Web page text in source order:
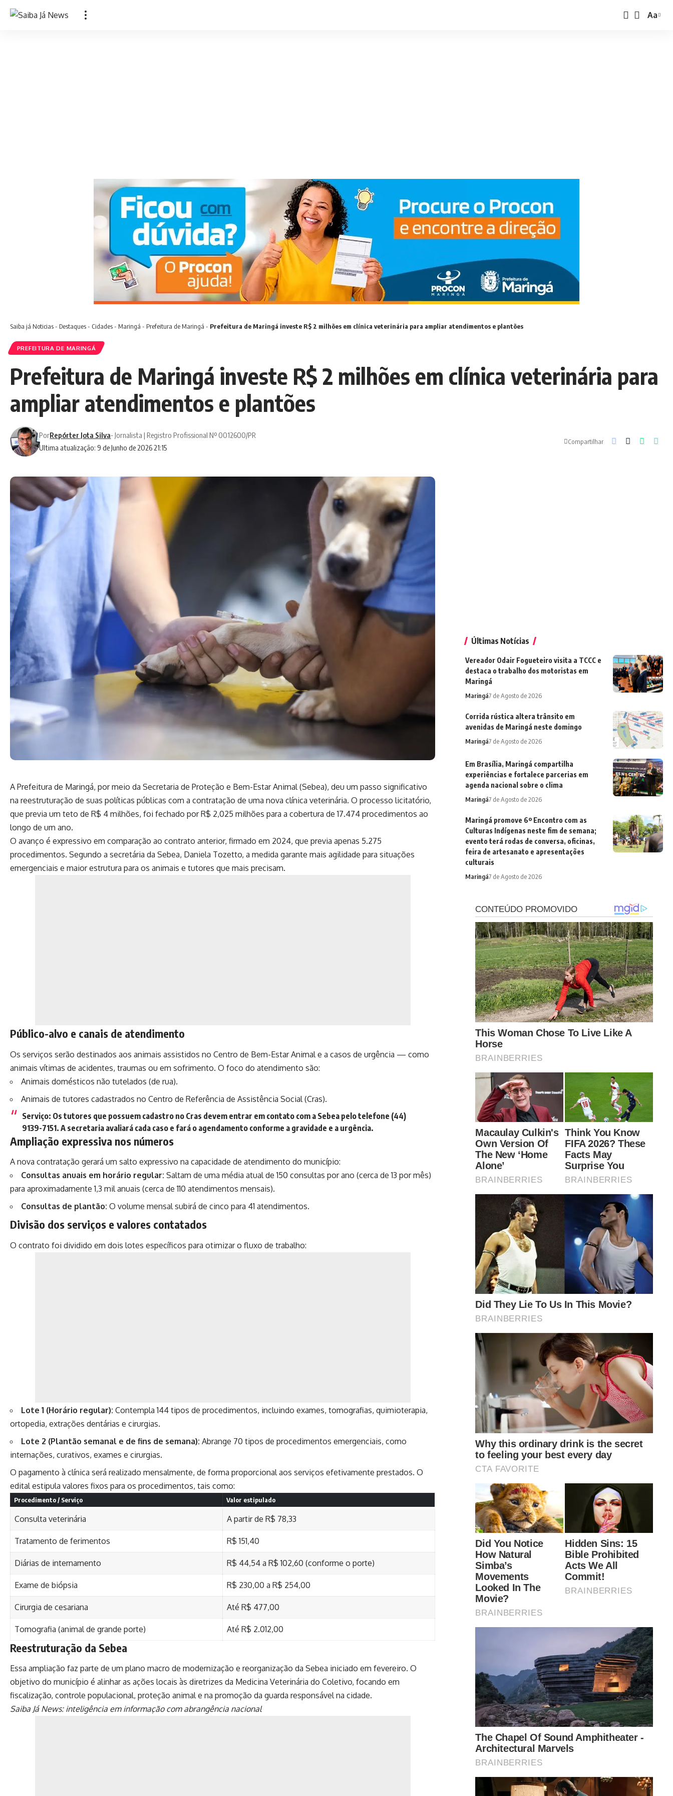
Font
Aa
Saiba já Noticias- Destaques- Cidades- Maringá - Prefeitura de Maringá - Prefeitura de Maringá investe R$ 2 milhões em clínica veterinária para ampliar atendimentos e plantões
PREFEITURA DE MARINGÁ
Prefeitura de Maringá investe R$ 2 milhões em clínica veterinária para
ampliar atendimentos e plantões
Ultima atualização: 9 de Junho de 2026 21:15
PorRepórter Jota Silva- Jornalista | Registro Profissional Nº 0012600/PR
Compartilhar
A Prefeitura de Maringá, por meio da Secretaria de Proteção e Bem-Estar Animal (Sebea), deu um passo significativo
na reestruturação de suas políticas públicas com a contratação de uma nova clínica veterinária. O processo licitatório,
que previa um teto de R$ 4 milhões, foi fechado por R$ 2,025 milhões para a cobertura de 17.474 procedimentos ao
longo de um ano.
O avanço é expressivo em comparação ao contrato anterior, firmado em 2024, que previa apenas 5.275
procedimentos. Segundo a secretária da Sebea, Daniela Tozetto, a medida garante mais agilidade para situações
emergenciais e maior estrutura para os animais e tutores que mais precisam.
Público-alvo e canais de atendimento
Os serviços serão destinados aos animais assistidos no Centro de Bem-Estar Animal e a casos de urgência — como
animais vítimas de acidentes, traumas ou em sofrimento. O foco do atendimento são:
Animais domésticos não tutelados (de rua).
Animais de tutores cadastrados no Centro de Referência de Assistência Social (Cras).
Serviço: Os tutores que possuem cadastro no Cras devem entrar em contato com a Sebea pelo telefone (44)
9139-7151. A secretaria avaliará cada caso e fará o agendamento conforme a gravidade e a urgência.
Ampliação expressiva nos números
A nova contratação gerará um salto expressivo na capacidade de atendimento do município:
Consultas anuais em horário regular: Saltam de uma média atual de 150 consultas por ano (cerca de 13 por mês)
para aproximadamente 1,3 mil anuais (cerca de 110 atendimentos mensais).
Consultas de plantão: O volume mensal subirá de cinco para 41 atendimentos.
Divisão dos serviços e valores contatados
O contrato foi dividido em dois lotes específicos para otimizar o fluxo de trabalho:
Lote 1 (Horário regular): Contempla 144 tipos de procedimentos, incluindo exames, tomografias, quimioterapia,
ortopedia, extrações dentárias e cirurgias.
Lote 2 (Plantão semanal e de fins de semana): Abrange 70 tipos de procedimentos emergenciais, como
internações, curativos, exames e cirurgias.
O pagamento à clínica será realizado mensalmente, de forma proporcional aos serviços efetivamente prestados. O
edital estipula valores fixos para os procedimentos, tais como:
Procedimento / Serviço Valor estipulado
Consulta veterinária A partir de R$ 78,33
Tratamento de ferimentos R$ 151,40
Diárias de internamento R$ 44,54 a R$ 102,60 (conforme o porte)
Exame de biópsia R$ 230,00 a R$ 254,00
Cirurgia de cesariana Até R$ 477,00
Tomografia (animal de grande porte) Até R$ 2.012,00
Reestruturação da Sebea
Essa ampliação faz parte de um plano macro de modernização e reorganização da Sebea iniciado em fevereiro. O
objetivo do município é alinhar as ações locais às diretrizes da Medicina Veterinária do Coletivo, focando em
fiscalização, controle populacional, proteção animal e na promoção da guarda responsável na cidade.
Saiba Já News: inteligência em informação com abrangência nacional
Últimas Notícias
Vereador Odair Fogueteiro visita a TCCC e
destaca o trabalho dos motoristas em
Maringá
Maringá7 de Agosto de 2026
Corrida rústica altera trânsito em
avenidas de Maringá neste domingo
Maringá7 de Agosto de 2026
Em Brasília, Maringá compartilha
experiências e fortalece parcerias em
agenda nacional sobre o clima
Maringá7 de Agosto de 2026
Maringá promove 6º Encontro com as
Culturas Indígenas neste fim de semana;
evento terá rodas de conversa, oficinas,
feira de artesanato e apresentações
culturais
Maringá7 de Agosto de 2026